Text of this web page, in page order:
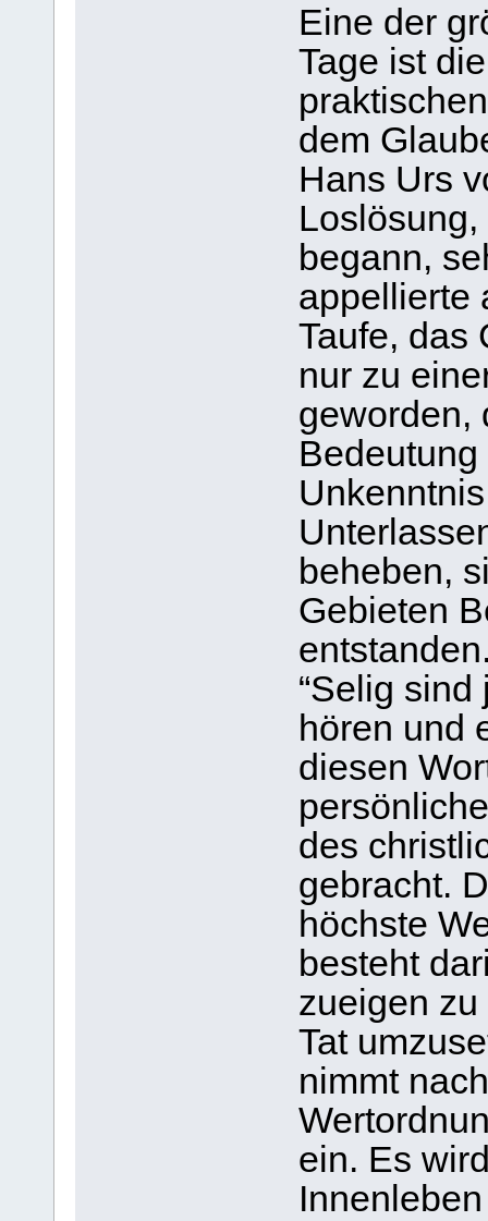
Eine der
Tage ist
dem
Hans Urs
begann,
appellierte
Taufe, das
nur zu
geworden,
beheben,
Gebieten
“Selig
hören und
diesen
des
gebracht.
höchste
besteht
zueigen
Tat
nimmt
ein. Es